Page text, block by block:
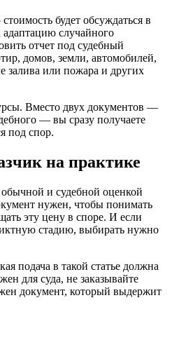
будет обсуждаться в
адаптацию случайного
отчет под судебный
домов, земли, автомобилей,
залива или пожара и других
Вместо двух документов —
— вы сразу получаете
под спор.
на практике
и судебной оценкой
нужен, чтобы понимать
эту цену в споре. И если
стадию, выбирать нужно
подача в такой статье должна
для суда, не заказывайте
документ, который выдержит